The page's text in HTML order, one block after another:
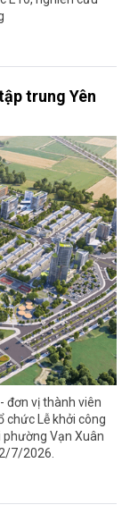
trung Yên
đơn vị thành viên
chức Lễ khởi công
Vạn Xuân
7/2026.